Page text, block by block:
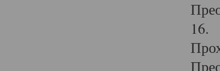
16.